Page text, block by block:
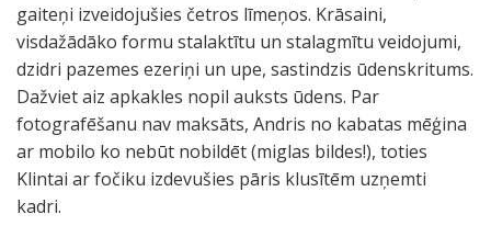
gaiteņi izveidojušies četros līmeņos. Krāsaini,
visdažādāko formu stalaktītu un stalagmītu veidojumi,
dzidri pazemes ezeriņi un upe, sastindzis ūdenskritums.
Dažviet aiz apkakles nopil auksts ūdens. Par
fotografēšanu nav maksāts, Andris no kabatas mēģina
ar mobilo ko nebūt nobildēt (miglas bildes!), toties
Klintai ar fočiku izdevušies pāris klusītēm uzņemti
kadri.